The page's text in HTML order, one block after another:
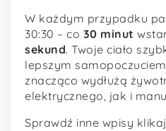
W każdym przypadku
30:30 – co 30 minut
sekund. Twoje ciało
lepszym
znacząco wydłużą
elektrycznego, jak i
Sprawdź inne wpisy